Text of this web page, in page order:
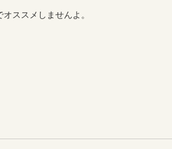
ススメしませんよ。